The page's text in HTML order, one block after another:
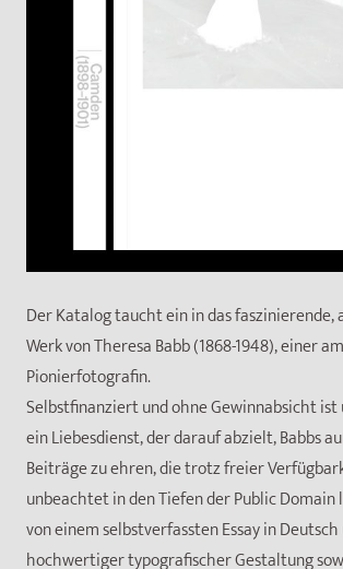
Der Katalog taucht ein in das faszinierende,
Werk von Theresa Babb (1868-1948), einer
Pionierfotografin.
Selbstfinanziert und ohne Gewinnabsicht
ein Liebesdienst, der darauf abzielt, Babbs
Beiträge zu ehren, die trotz freier
unbeachtet in den Tiefen der Public
von einem selbstverfassten Essay in
hochwertiger typografischer Gestaltung